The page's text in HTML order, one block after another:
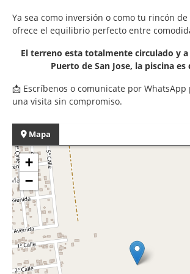
Ya sea como inversión o como tu rincón
ofrece el equilibrio perfecto entre
El terreno esta totalmente circulado y
Puerto de San Jose, la piscina es
📩 Escríbenos o comunicate por
una visita sin compromiso.
Mapa
+
−